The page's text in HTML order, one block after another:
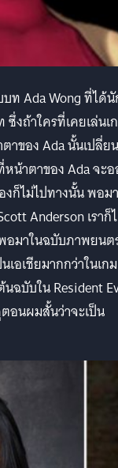
ท Ada Wong ที่ได้
งถ้าใครที่เคยเล่นเ
าของ Ada นั้นเปลี่ยน
น้าตาของ Ada จะ
งก็ไม่ไปทางนั้น พอมา
Anderson เราก็
อมาในฉบับภาพยนต
อเชียมากกว่าในเกม
ฉบับใน Resident
อนผมสั้นว่าจะเป็น